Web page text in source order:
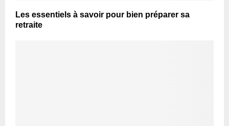
Les essentiels à savoir pour bien préparer sa
retraite